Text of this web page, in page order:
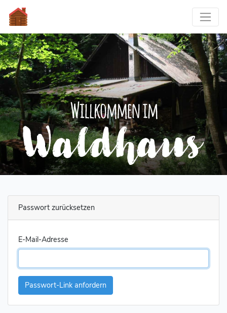
Passwort zurücksetzen
E-Mail-Adresse
Passwort-Link anfordern